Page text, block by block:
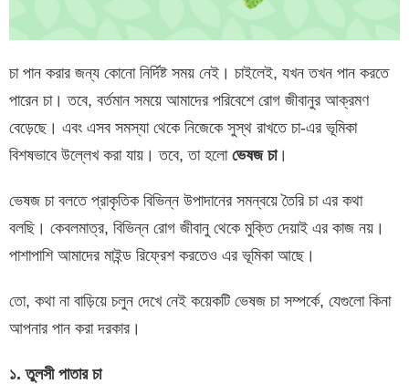
চা পান করার জন্য কোনো নির্দিষ্ট সময় নেই। চাইলেই, যখন তখন পান করতে
পারেন চা। তবে, বর্তমান সময়ে আমাদের পরিবেশে রোগ জীবানুর আক্রমণ
বেড়েছে। এবং এসব সমস্যা থেকে নিজেকে সুস্থ রাখতে চা-এর ভূমিকা
বিশষভাবে উল্লেখ করা যায়। তবে, তা হলো ভেষজ চা।
ভেষজ চা বলতে প্রাকৃতিক বিভিন্ন উপাদানের সমন্বয়ে তৈরি চা এর কথা
বলছি। কেবলমাত্র, বিভিন্ন রোগ জীবানু থেকে মুক্তি দেয়াই এর কাজ নয়।
পাশাপাশি আমাদের মাইন্ড রিফ্রেশ করতেও এর ভূমিকা আছে।
তো, কথা না বাড়িয়ে চলুন দেখে নেই কয়েকটি ভেষজ চা সম্পর্কে, যেগুলো কিনা
আপনার পান করা দরকার।
১. তুলসী পাতার চা